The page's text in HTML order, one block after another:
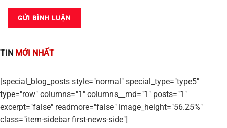
TIN MỚI NHẤT
[special_blog_posts style="normal" special_type="type5"
type="row" columns="1" columns__md="1" posts="1"
excerpt="false" readmore="false" image_height="56.25%"
class="item-sidebar first-news-side"]